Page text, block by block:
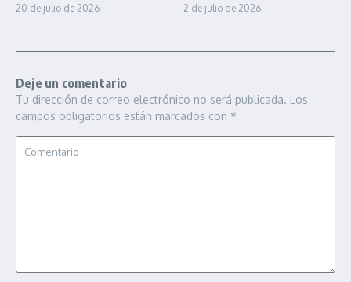
20 de julio de 2026 2 de julio de 2026
Deje un comentario
Tu dirección de correo electrónico no será publicada. Los
campos obligatorios están marcados con *